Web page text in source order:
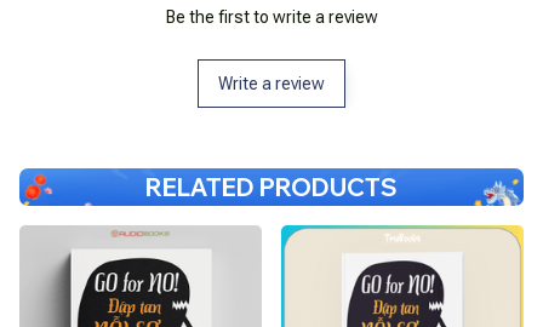
Be the first to write a review
Write a review
RELATED PRODUCTS